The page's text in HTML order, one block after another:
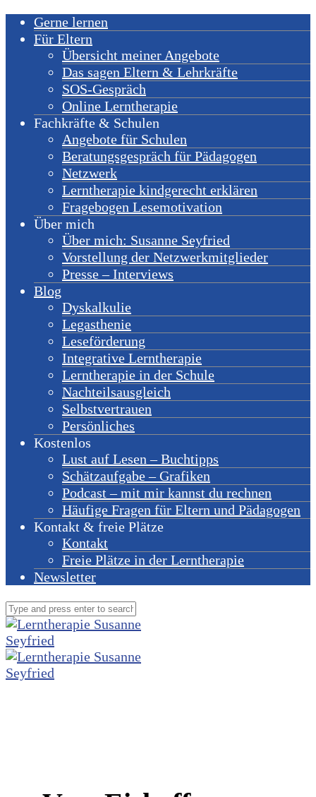
Gerne lernen
Für Eltern
Übersicht meiner Angebote
Das sagen Eltern & Lehrkräfte
SOS-Gespräch
Online Lerntherapie
Fachkräfte & Schulen
Angebote für Schulen
Beratungsgespräch für Pädagogen
Netzwerk
Lerntherapie kindgerecht erklären
Fragebogen Lesemotivation
Über mich
Über mich: Susanne Seyfried
Vorstellung der Netzwerkmitglieder
Presse – Interviews
Blog
Dyskalkulie
Legasthenie
Leseförderung
Integrative Lerntherapie
Lerntherapie in der Schule
Nachteilsausgleich
Selbstvertrauen
Persönliches
Kostenlos
Lust auf Lesen – Buchtipps
Schätzaufgabe – Grafiken
Podcast – mit mir kannst du rechnen
Häufige Fragen für Eltern und Pädagogen
Kontakt & freie Plätze
Kontakt
Freie Plätze in der Lerntherapie
Newsletter